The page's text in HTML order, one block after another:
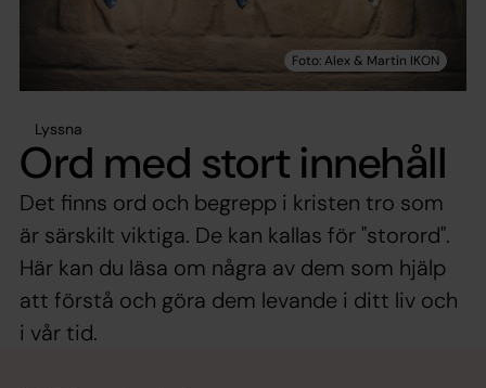
Lyssna
Ord med stort innehåll
Det finns ord och begrepp i kristen tro som
är särskilt viktiga. De kan kallas för "storord".
Här kan du läsa om några av dem som hjälp
att förstå och göra dem levande i ditt liv och
i vår tid.